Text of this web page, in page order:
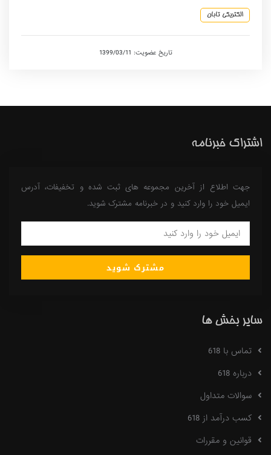
الکتریکی تابان
تاریخ عضویت: 1399/03/11
اشتراک خبرنامه
جهت اطلاع از آخرین مجموعه های ثبت شده و تخفیفات، آدرس
ایمیل خود را وارد کنید و در خبرنامه مشترک شوید.
مشترک شوید
سایر بخش ها
تماس با 618
درباره 618
سوالات متداول
کسب درآمد از 618
قوانین و مقررات